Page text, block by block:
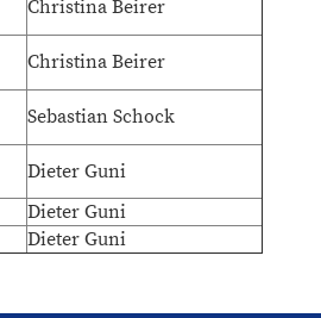
Christina Beirer
Christina Beirer
Sebastian Schock
Dieter Guni
Dieter Guni
Dieter Guni